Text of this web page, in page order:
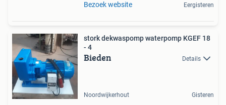
Bezoek website Eergisteren
stork dekwaspomp waterpomp KGEF 18
- 4
Bieden Details
Noordwijkerhout Gisteren